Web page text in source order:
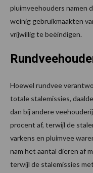
pluimveehouders namen
weinig gebruikmaakten
vrijwillig te beëindigen.
Hoewel rundvee
totale stalemissies,
dan bij andere
procent af, terwijl de
varkens en pluimvee
nam het aantal dieren af
terwijl de stalemissies